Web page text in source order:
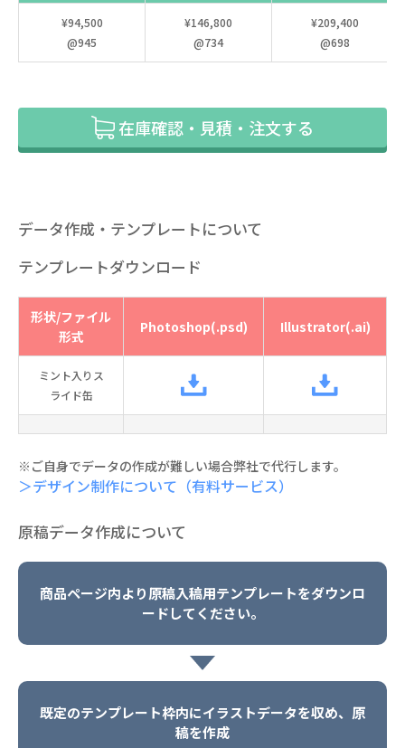
¥94,500
@945
¥146,800
@734
¥209,400
@698
在庫確認・見積・注文する
データ作成・テンプレートについて
テンプレートダウンロード
形状/ファイル
形式
Photoshop(.psd) Illustrator(.ai)
ミント入りス
ライド缶
※ご自身でデータの作成が難しい場合弊社で代行します。
＞デザイン制作について（有料サービス）
原稿データ作成について
商品ページ内より原稿入稿用テンプレートをダウンロ
ードしてください。
既定のテンプレート枠内にイラストデータを収め、原
稿を作成